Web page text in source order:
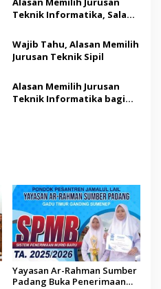
Teknik Informatika, Salah
Perusahaan
Wajib Tahu, Alasan Memilih
Jurusan Teknik Sipil
Alasan Memilih Jurusan
Teknik Informatika bagi
Yayasan Ar-Rahman Sumber
Padang Buka Penerimaan